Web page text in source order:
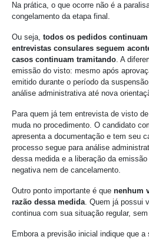
Na prática, o que ocorre não é a
congelamento da etapa final.
Ou seja, todos os pedidos
entrevistas consulares seguem
casos continuam tramitando. A
emissão do visto: mesmo após
emitido durante o período da
análise administrativa até nova
Para quem já tem entrevista de visto
muda no procedimento. O candidato
apresenta a documentação e tem seu
processo segue para análise
dessa medida e a liberação da
negativa nem de cancelamento.
Outro ponto importante é que nenhum
razão dessa medida. Quem já possui
continua com sua situação regular,
Embora a previsão inicial indique que